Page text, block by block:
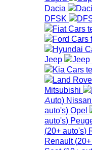
Dacia
DFSK
Jeep
Mitsubishi
Auto) Nissan
auto's) Opel
auto's)
(20+ auto's)
Renault (20+